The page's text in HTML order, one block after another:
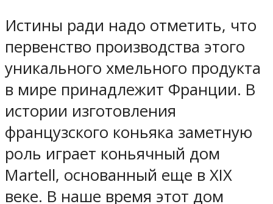
Истины ради надо отметить, что
первенство производства этого
уникального хмельного продукта
в мире принадлежит Франции. В
истории изготовления
французского коньяка заметную
роль играет коньячный дом
Martell, основанный еще в XIX
веке. В наше время этот дом